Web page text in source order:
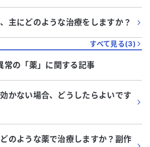
主にどのような治療をしますか？
すべて見る(3)
常の「薬」に関する記事
かない場合、どうしたらよいです
のような薬で治療しますか？副作